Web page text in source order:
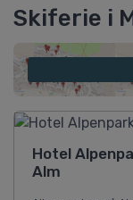
Skiferie i
Hotel
Alm